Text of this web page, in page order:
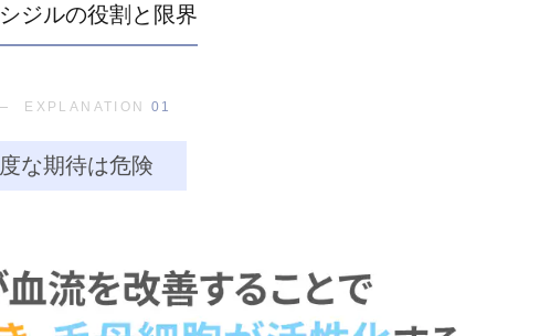
ジルの役割と限界
EXPLANATION 01
な期待は危険